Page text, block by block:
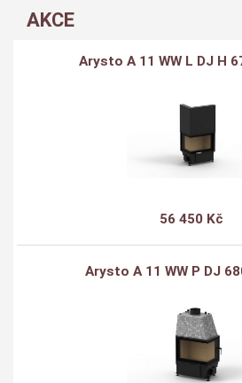
AKCE
Arysto A 11 WW L DJ H
56 450 Kč
Arysto A 11 WW P DJ